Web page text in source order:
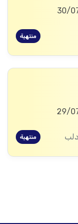
منتهية
منتهية